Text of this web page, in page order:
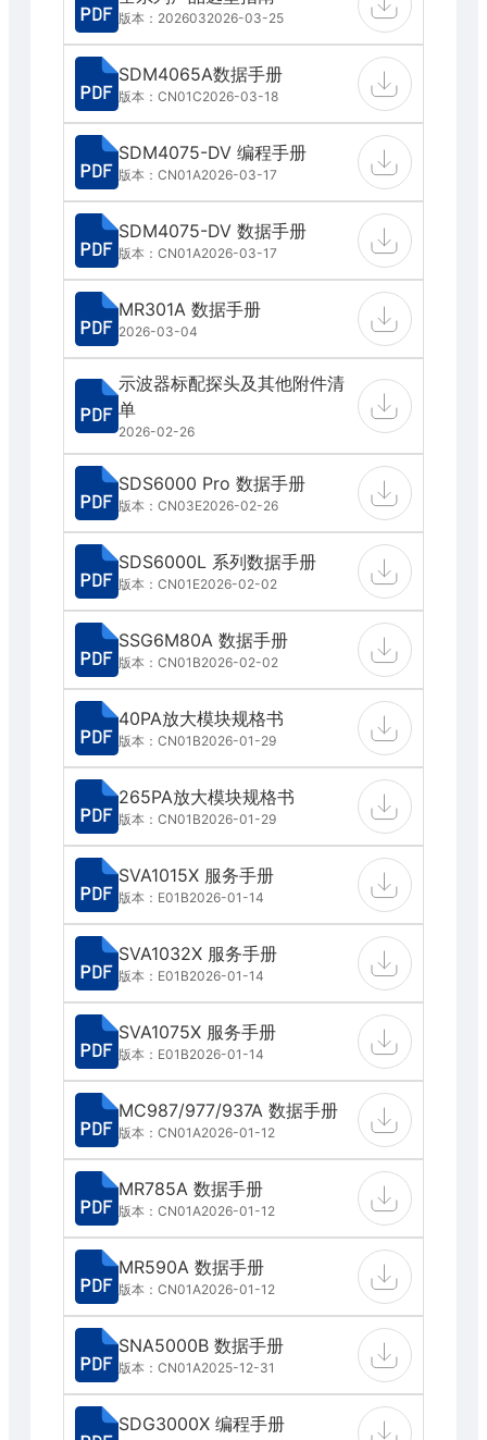
版本：2026032026-03-25
SDM4065A数据手册
版本：CN01C2026-03-18
SDM4075-DV 编程手册
版本：CN01A2026-03-17
SDM4075-DV 数据手册
版本：CN01A2026-03-17
MR301A 数据手册
2026-03-04
示波器标配探头及其他附件清
单
2026-02-26
SDS6000 Pro 数据手册
版本：CN03E2026-02-26
SDS6000L 系列数据手册
版本：CN01E2026-02-02
SSG6M80A 数据手册
版本：CN01B2026-02-02
40PA放大模块规格书
版本：CN01B2026-01-29
265PA放大模块规格书
版本：CN01B2026-01-29
SVA1015X 服务手册
版本：E01B2026-01-14
SVA1032X 服务手册
版本：E01B2026-01-14
SVA1075X 服务手册
版本：E01B2026-01-14
MC987/977/937A 数据手册
版本：CN01A2026-01-12
MR785A 数据手册
版本：CN01A2026-01-12
MR590A 数据手册
版本：CN01A2026-01-12
SNA5000B 数据手册
版本：CN01A2025-12-31
SDG3000X 编程手册